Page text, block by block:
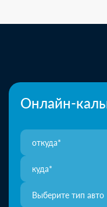
Онлайн-
Выберите тип авто